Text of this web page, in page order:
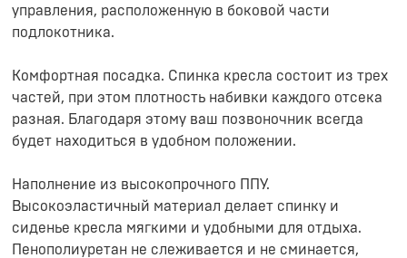
управления, расположенную в боковой части
подлокотника.
Комфортная посадка. Спинка кресла состоит из трех
частей, при этом плотность набивки каждого отсека
разная. Благодаря этому ваш позвоночник всегда
будет находиться в удобном положении.
Наполнение из высокопрочного ППУ.
Высокоэластичный материал делает спинку и
сиденье кресла мягкими и удобными для отдыха.
Пенополиуретан не слеживается и не сминается,